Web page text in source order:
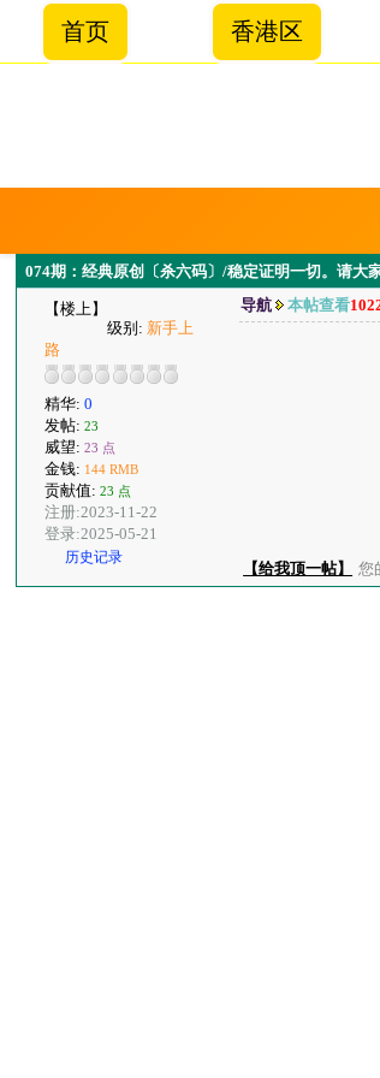
首页 香港区
074期：经典原创〔杀六码〕/稳定证明一切。请大
【楼上】
级别: 新手上
路
精华:0
发帖:23
威望:23 点
金钱: 144 RMB
贡献值:23 点
注册:2023-11-22
登录:2025-05-21
历史记录
导航 本帖查看
【给我顶一帖】 您